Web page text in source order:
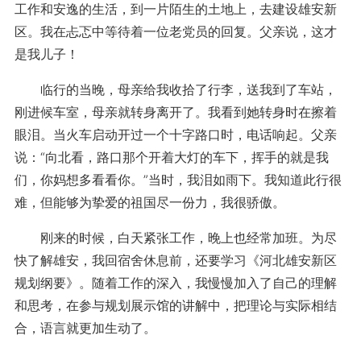
工作和安逸的生活，到一片陌生的土地上，去建设雄安新
区。我在忐忑中等待着一位老党员的回复。父亲说，这才
是我儿子！
临行的当晚，母亲给我收拾了行李，送我到了车站，
刚进候车室，母亲就转身离开了。我看到她转身时在擦着
眼泪。当火车启动开过一个十字路口时，电话响起。父亲
说：“向北看，路口那个开着大灯的车下，挥手的就是我
们，你妈想多看看你。”当时，我泪如雨下。我知道此行很
难，但能够为挚爱的祖国尽一份力，我很骄傲。
刚来的时候，白天紧张工作，晚上也经常加班。为尽
快了解雄安，我回宿舍休息前，还要学习 《河北雄安新区
规划纲要》。 随着工作的深入，我慢慢加入了自己的理解
和思考，在参与规划展示馆的讲解中，把理论与实际相结
合，语言就更加生动了。